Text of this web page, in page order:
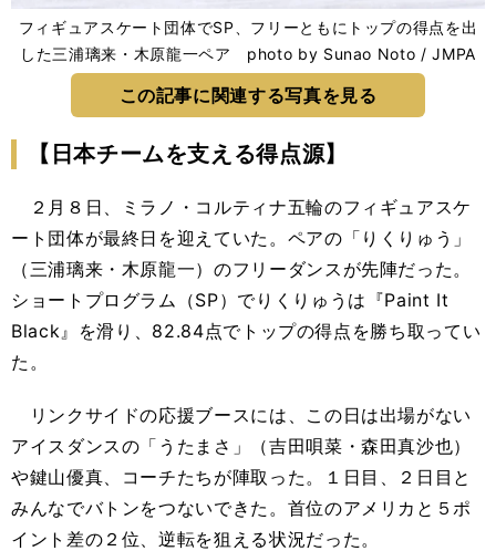
フィギュアスケート団体でSP、フリーともにトップの得点を出
した三浦璃来・木原龍一ペア photo by Sunao Noto / JMPA
この記事に関連する写真を見る
【日本チームを支える得点源】
２月８日、ミラノ・コルティナ五輪のフィギュアスケ
ート団体が最終日を迎えていた。ペアの「りくりゅう」
（三浦璃来・木原龍一）のフリーダンスが先陣だった。
ショートプログラム（SP）でりくりゅうは『Paint It
Black』を滑り、82.84点でトップの得点を勝ち取ってい
た。
リンクサイドの応援ブースには、この日は出場がない
アイスダンスの「うたまさ」（吉田唄菜・森田真沙也）
や鍵山優真、コーチたちが陣取った。１日目、２日目と
みんなでバトンをつないできた。首位のアメリカと５ポ
イント差の２位、逆転を狙える状況だった。